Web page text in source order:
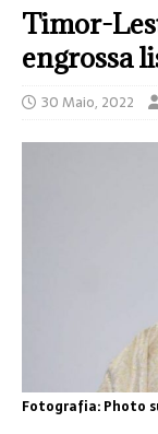
Timor-
engrossa
30 Maio, 2022
Fotografia: Photo